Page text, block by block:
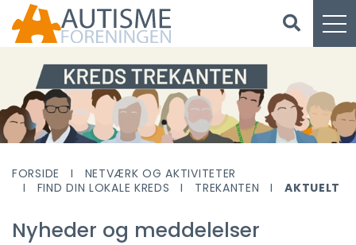
FORSIDE
NETVÆRK OG AKTIVITETER
FIND DIN LOKALE KREDS
TREKANTEN AKTUELT
Nyheder og meddelelser